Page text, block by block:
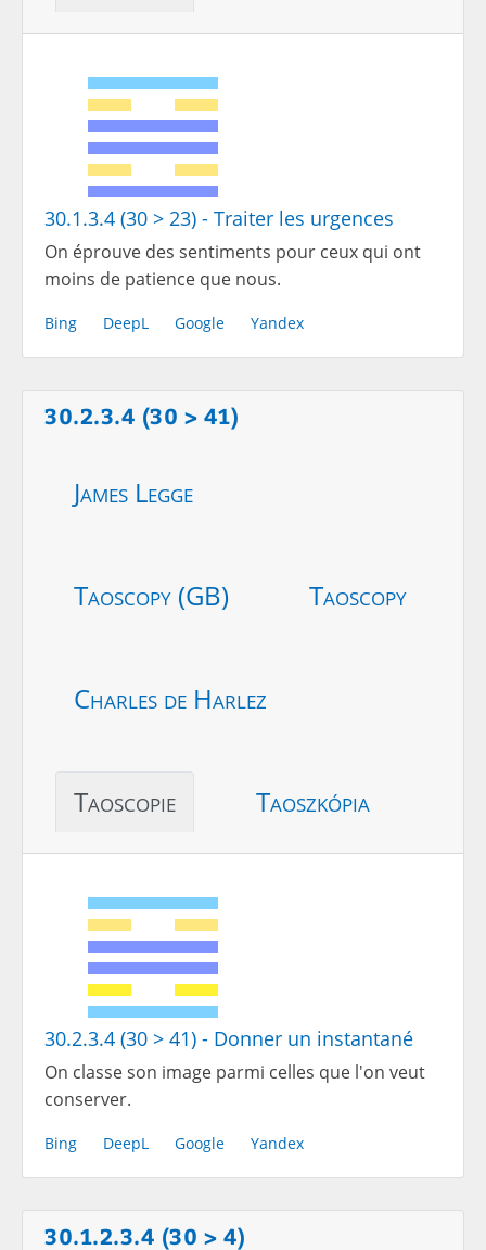
30.1.3.4 (30 > 23) - Traiter les urgences
On éprouve des sentiments pour ceux qui ont
moins de patience que nous.
Bing DeepL Google Yandex
30.2.3.4 (30 > 41)
James Legge
Taoscopy (GB) Taoscopy
Charles de Harlez
Taoscopie Taoszkópia
30.2.3.4 (30 > 41) - Donner un instantané
On classe son image parmi celles que l'on veut
conserver.
Bing DeepL Google Yandex
30.1.2.3.4 (30 > 4)